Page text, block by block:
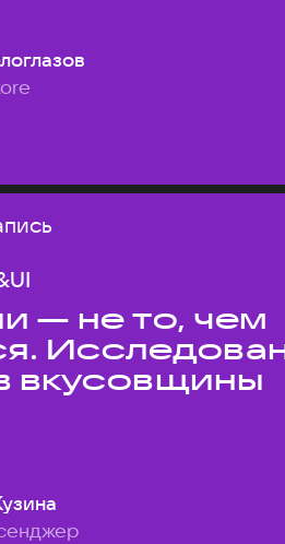
— не то, чем
вкусовщины